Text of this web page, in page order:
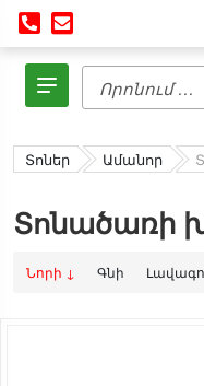
Տոներ Ամանոր
Տոնածառի
Նորի ↓ Գնի